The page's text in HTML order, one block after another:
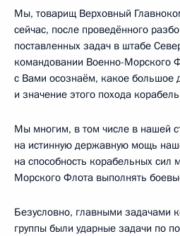
Мы, товарищ Верховный
сейчас, после проведённого
поставленных задач в штабе
командовании Военно-Морского
с Вами осознаём, какое большое
и значение этого похода
Мы многим, в том числе в нашей
на истинную державную мощь
на способность корабельных сил
Морского Флота выполнять
Безусловно, главными задачами
группы были ударные задачи по